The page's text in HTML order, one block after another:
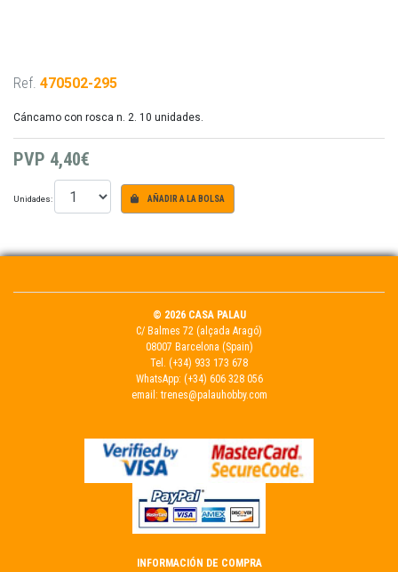
Ref. 470502-295
Cáncamo con rosca n. 2. 10 unidades.
PVP 4,40€
Unidades: AÑADIR A LA BOLSA
© 2026 CASA PALAU
C/ Balmes 72 (alçada Aragó)
08007 Barcelona (Spain)
Tel. (+34) 933 173 678
WhatsApp: (+34) 606 328 056
email: trenes@palauhobby.com
INFORMACIÓN DE COMPRA